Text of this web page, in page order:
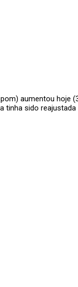
aumentou hoje
tinha sido